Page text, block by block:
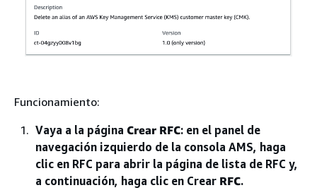
Funcionamiento:
Vaya a la página Crear RFC: en el panel de
navegación izquierdo de la consola AMS, haga
clic en RFC para abrir la página de lista de RFC y,
a continuación, haga clic en Crear RFC.